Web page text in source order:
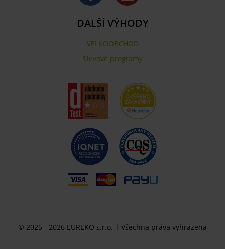
DALŠÍ VÝHODY
VELKOOBCHOD
Slevové programy
© 2025 - 2026 EUREKO s.r.o. | Všechna práva vyhrazena